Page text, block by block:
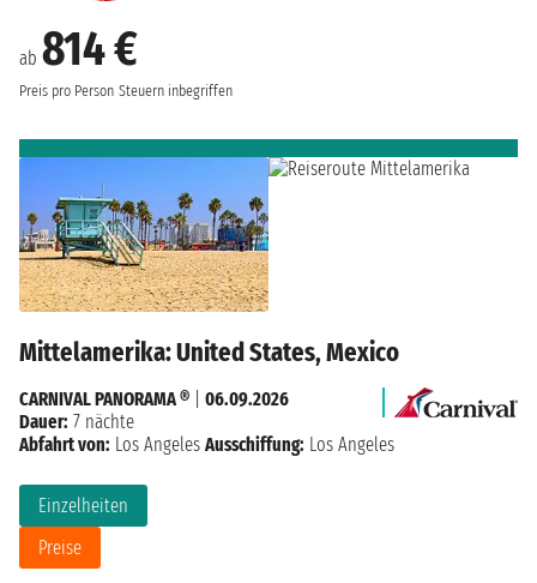
ab 814 €
Preis pro Person Steuern inbegriffen
Mittelamerika: United States, Mexico
Einzelheiten
Preise
CARNIVAL PANORAMA ®
06.09.2026
Dauer: 7 nächte
Abfahrt von: Los Angeles Ausschiffung: Los Angeles